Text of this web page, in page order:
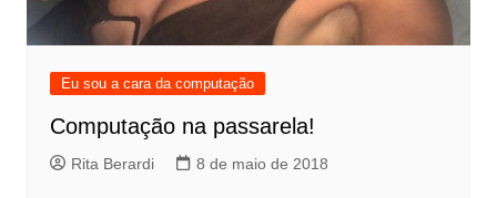
Eu sou a cara da computação
Computação na passarela!
Rita Berardi 8 de maio de 2018